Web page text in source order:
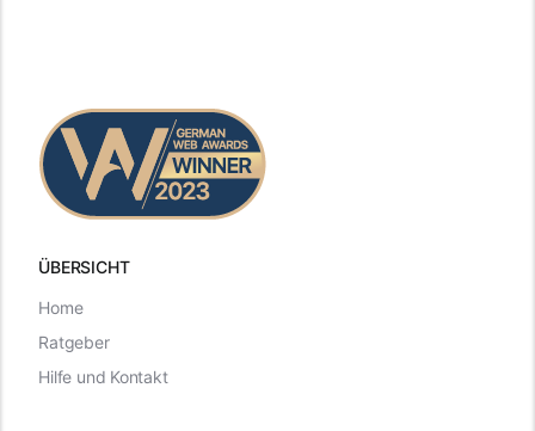
ÜBERSICHT
Home
Ratgeber
Hilfe und Kontakt